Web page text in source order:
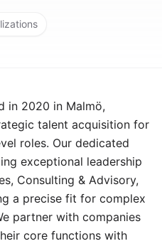
in 2020 in Malmö,
talent acquisition for
roles. Our dedicated
exceptional leadership
Consulting & Advisory,
a precise fit for complex
partner with companies
core functions with